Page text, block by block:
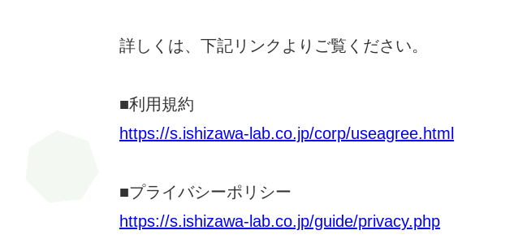
詳しくは、下記リンクよりご覧ください。
■利用規約
https://s.ishizawa-lab.co.jp/corp/useagree.html
■プライバシーポリシー
https://s.ishizawa-lab.co.jp/guide/privacy.php